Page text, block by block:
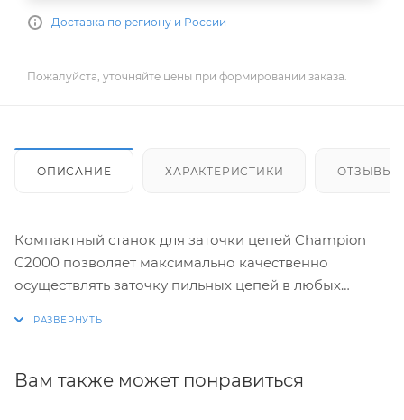
Доставка по региону и России
Пожалуйста, уточняйте цены при формировании заказа.
ОПИСАНИЕ ХАРАКТЕРИСТИКИ ОТЗЫВЫ
Компактный станок для заточки цепей Champion
C2000 позволяет максимально качественно
осуществлять заточку пильных цепей в любых
столом (от 0 до 35 градусов). Мощность 85 Вт.
Вам также может понравиться